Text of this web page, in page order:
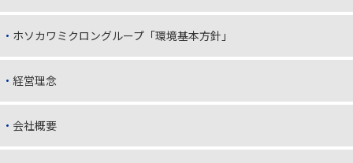
ホソカワミクロングループ「環境基本方針」
経営理念
会社概要